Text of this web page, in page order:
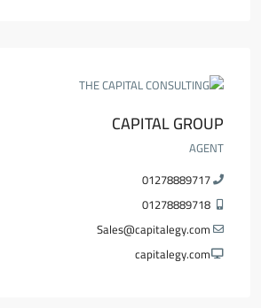
CAPITAL GROUP
AGENT
01278889717
01278889718
Sales@capitalegy.com
capitalegy.com